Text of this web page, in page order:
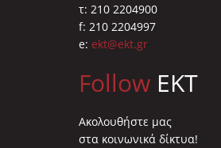
τ: 210 2204900
f: 210 2204997
e: ekt@ekt.gr
Follow EKT
Ακολουθήστε μας
στα κοινωνικά δίκτυα!